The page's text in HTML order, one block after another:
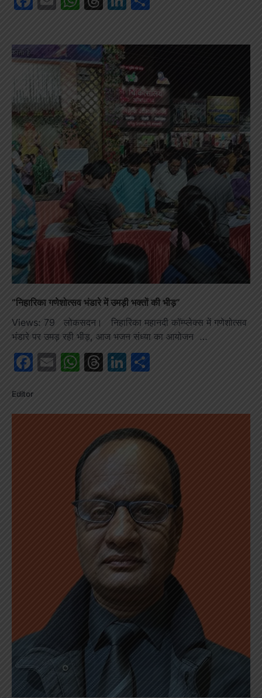
“निहारिका गणेशोत्सव भंडारे में उमड़ी भक्तों की भीड़”
Views: 79 लोकसदन। निहारिका महानदी कॉम्प्लेक्स में गणेशोत्सव
भंडारे पर उमड़ रही भीड़, आज भजन संध्या का आयोजन …
Facebook
EmailWhatsApp
Threads
LinkedIn
Editor